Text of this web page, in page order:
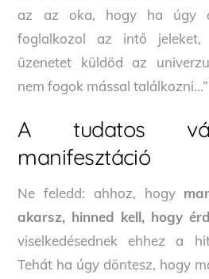
az az oka, hogy ha úgy
foglalkozol az intő
üzenetet küldöd az
nem fogok mással találkozni…”
A tudatos
manifesztáció
Ne feledd: ahhoz, hogy
akarsz, hinned kell, hogy
viselkedésednek ehhez a
Tehát ha úgy döntesz, hogy